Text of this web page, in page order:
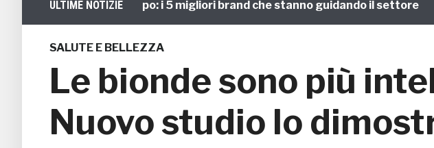
ULTIME NOTIZIE
Viaggi di Gruppo: i 5 migliori brand che stanno guidando il settore
SALUTE E BELLEZZA
Le bionde sono più
Nuovo studio lo